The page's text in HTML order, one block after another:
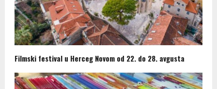
Filmski festival u Herceg Novom od 22. do 28. avgusta